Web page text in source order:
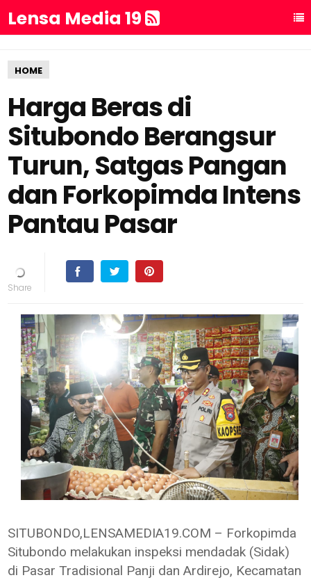
Lensa Media 19
HOME
Harga Beras di
Situbondo Berangsur
Turun, Satgas Pangan
dan Forkopimda Intens
Pantau Pasar
SITUBONDO,LENSAMEDIA19.COM – Forkopimda
Situbondo melakukan inspeksi mendadak (Sidak)
di Pasar Tradisional Panji dan Ardirejo, Kecamatan